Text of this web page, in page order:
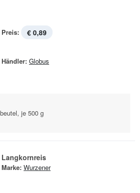
Preis: € 0,89
Händler: Globus
je 500 g
Langkornreis
Marke: Wurzener